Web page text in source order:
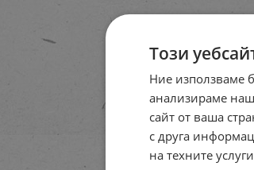
Този
Ние използваме
анализираме
сайт от ваша
с друга
на техните